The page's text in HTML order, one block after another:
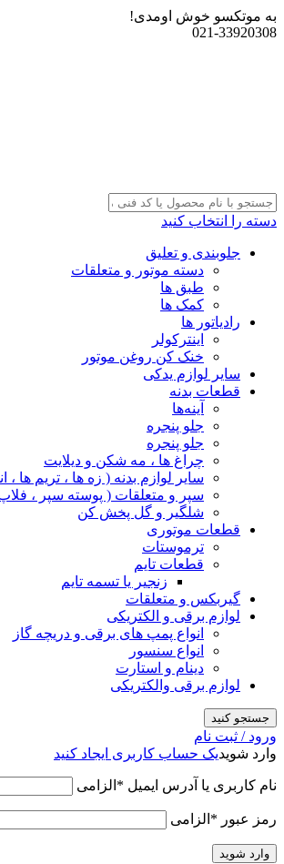
به موتکسو خوش اومدی!
021-33920308
دسته را انتخاب کنید
جلوبندی و تعلیق
دسته موتور و متعلقات
طبق ها
کمک ها
رادیاتور ها
اینترکولر
خنک کن روغن موتور
سایر لوازم یدکی
قطعات بدنه
آینه‌ها
جلو پنجره
جلو پنجره
چراغ‌ ها ، مه‌ شکن و دیلایت
سایر لوازم بدنه ( زه ها ، تریم
سپر و متعلقات ( پوسته سپر ،
شلگیر و گل‌ پخش‌ کن
قطعات موتوری
ترموستات
قطعات تایم
زنجیر یا تسمه تایم
گیربکس و متعلقات
لوازم برقی و الکتریکی
انواع پمپ های برقی و دریچه گاز
انواع سنسور
دینام و استارت
لوازم برقی والکتریکی
جستجو کنید
ورود / ثبت نام
وارد شویدیک حساب کاربری ایجاد کنید
نام کاربری یا آدرس ایمیل * الزامی
رمز عبور * الزامی
وارد شوید